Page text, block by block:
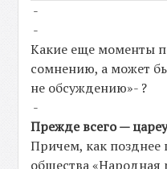
-
-
Какие еще моменты
сомнению, а может
не обсуждению»- ?
-
Прежде всего —
Причем, как позднее
общества «Народная